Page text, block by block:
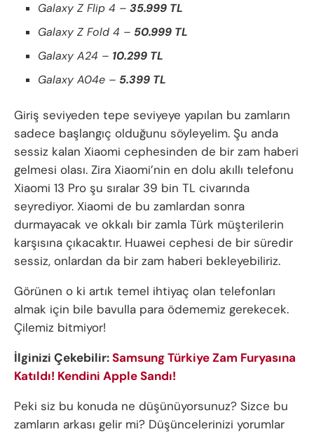
Galaxy Z Flip 4 –35.999 TL
Galaxy Z Fold 4 – 50.999 TL
Galaxy A24 – 10.299 TL
Galaxy A04e – 5.399 TL
Giriş seviyeden tepe seviyeye yapılan bu zamların
sadece başlangıç olduğunu söyleyelim. Şu anda
sessiz kalan Xiaomi cephesinden de bir zam haberi
gelmesi olası. Zira Xiaomi’nin en dolu akıllı telefonu
Xiaomi 13 Pro şu sıralar 39 bin TL civarında
seyrediyor. Xiaomi de bu zamlardan sonra
durmayacak ve okkalı bir zamla Türk müşterilerin
karşısına çıkacaktır. Huawei cephesi de bir süredir
sessiz, onlardan da bir zam haberi bekleyebiliriz.
Görünen o ki artık temel ihtiyaç olan telefonları
almak için bile bavulla para ödememiz gerekecek.
Çilemiz bitmiyor!
İlginizi Çekebilir:Samsung Türkiye Zam Furyasına
Katıldı! Kendini Apple Sandı!
Peki siz bu konuda ne düşünüyorsunuz? Sizce bu
zamların arkası gelir mi? Düşüncelerinizi yorumlar